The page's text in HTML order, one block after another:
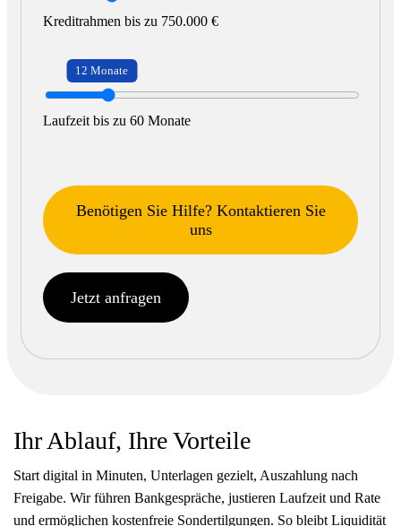
Kreditrahmen bis zu 750.000 €
12 Monate
Laufzeit bis zu 60 Monate
Benötigen Sie Hilfe? Kontaktieren Sie
uns
Jetzt anfragen
Ihr Ablauf, Ihre Vorteile
Start digital in Minuten, Unterlagen gezielt, Auszahlung nach
Freigabe. Wir führen Bankgespräche, justieren Laufzeit und Rate
und ermöglichen kostenfreie Sondertilgungen. So bleibt Liquidität